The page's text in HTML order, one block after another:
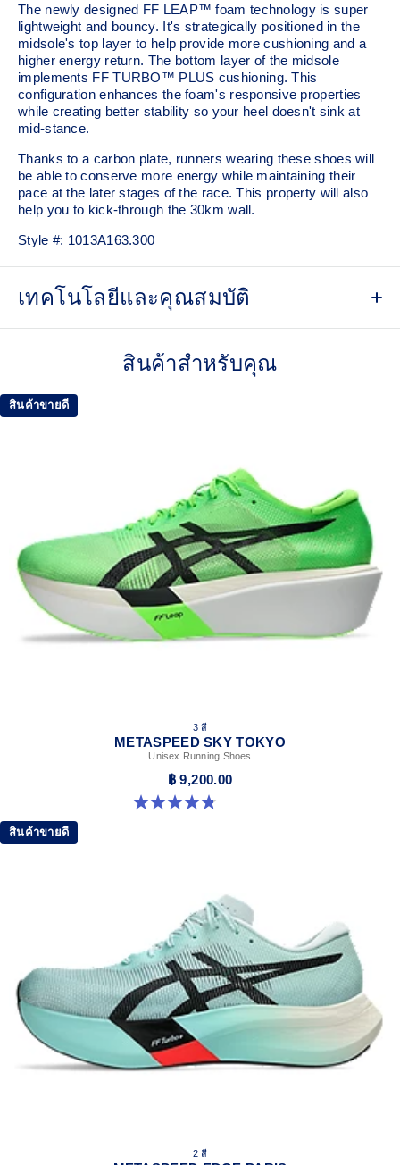
The newly designed FF LEAP™ foam technology is super
lightweight and bouncy. It's strategically positioned in the
midsole's top layer to help provide more cushioning and a
higher energy return. The bottom layer of the midsole
implements FF TURBO™ PLUS cushioning. This
configuration enhances the foam's responsive properties
while creating better stability so your heel doesn't sink at
mid-stance.
Thanks to a carbon plate, runners wearing these shoes will
be able to conserve more energy while maintaining their
pace at the later stages of the race.​ This property will also
help you to kick-through the 30km wall.
Style #: 1013A163.300
เทคโนโลยีและคุณสมบัติ
A lightweight technical engineered woven material that helps
lock the foot onto the shoes platform.
FF LEAP™ cushioning
This midsole foam is super bouncy and lightweight. It's
FF TURBO™ PLUS cushioning
This midsole foam is extremely lightweight and bouncier
than FF TURBO™ cushioning. It's designed for an even
more advanced energy return and cushioning experience
during your run.
Curved sole design helps runners conserve more
energy in each step
Carbon plate
The sockliner is produced with the solution dyeing
process that reduces water usage by approximately
33% and carbon emissions by approximately 45%
compared to the conventional dyeing technology
สินค้าสำหรับคุณ
สินค้าขายดี
3 สี
METASPEED SKY TOKYO
Unisex Running Shoes
฿ 9,200.00
4.8 จาก 5 ดาว 349 รีวิว
สินค้าขายดี
2 สี